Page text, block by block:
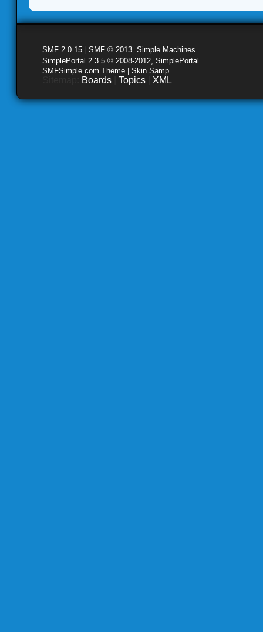
SMF 2.0.15 SMF © 2013 Simple Machines
SimplePortal 2.3.5 © 2008-2012, SimplePortal
SMFSimple.com Theme | Skin Samp
Boards Topics XML